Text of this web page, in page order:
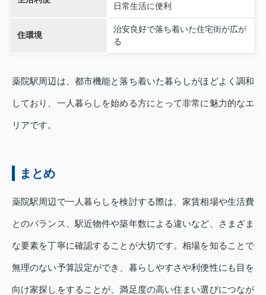
日常生活に便利
住環境
治安良好で落ち着いた住宅街が広が
る
薬院駅周辺は、都市機能と落ち着いた暮らしがほどよく調和
しており、一人暮らしを始める方にとって非常に魅力的なエ
リアです。
まとめ
薬院駅周辺で一人暮らしを検討する際は、家賃相場や生活費
とのバランス、駅近物件や築年数による違いなど、さまざま
な要素を丁寧に確認することが大切です。相場を知ることで
無理のない予算設定ができ、暮らしやすさや利便性にも目を
向け家探しをすることが、満足度の高い住まい選びにつなが